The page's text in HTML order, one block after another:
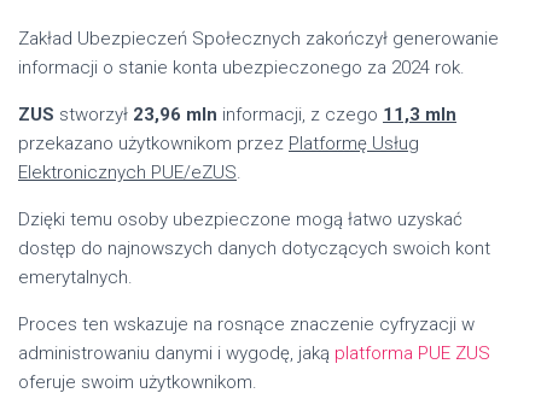
Zakład Ubezpieczeń Społecznych zakończył generowanie
informacji o stanie konta ubezpieczonego za 2024 rok.
ZUS stworzył 23,96 mln informacji, z czego 11,3 mln
przekazano użytkownikom przez Platformę Usług
Elektronicznych PUE/eZUS.
Dzięki temu osoby ubezpieczone mogą łatwo uzyskać
dostęp do najnowszych danych dotyczących swoich kont
emerytalnych.
Proces ten wskazuje na rosnące znaczenie cyfryzacji w
administrowaniu danymi i wygodę, jaką platforma PUE ZUS
oferuje swoim użytkownikom.